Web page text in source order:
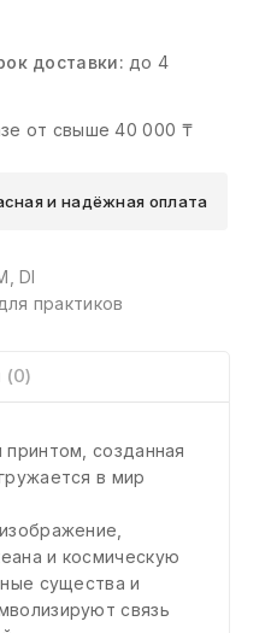
доставки: до 4
от свыше 40 000 ₸
и надёжная оплата
DI
практиков
(0)
созданная
в мир
и космическую
существа и
связь